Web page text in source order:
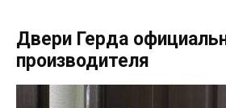
Двери Герда
производителя